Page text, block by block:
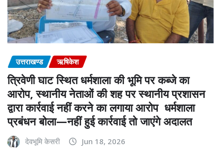
उत्तराखण्ड ऋषिकेश
त्रिवेणी घाट स्थित धर्मशाला की भूमि पर कब्जे का
आरोप, स्थानीय नेताओं की शह पर स्थानीय प्रशासन
द्वारा कार्रवाई नहीं करने का लगाया आरोप धर्मशाला
प्रबंधन बोला—नहीं हुई कार्रवाई तो जाएंगे अदालत
देवभूमि केसरी Jun 18, 2026